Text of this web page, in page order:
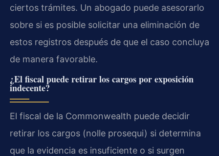
ciertos trámites. Un abogado puede asesorarlo
sobre si es posible solicitar una eliminación de
estos registros después de que el caso concluya
de manera favorable.
¿El fiscal puede retirar los cargos por exposición
indecente?
El fiscal de la Commonwealth puede decidir
retirar los cargos (nolle prosequi) si determina
que la evidencia es insuficiente o si surgen